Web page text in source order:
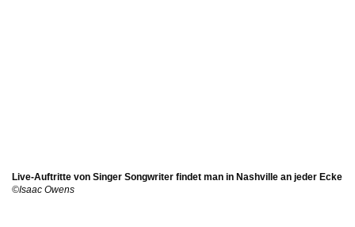
Live-Auftritte von Singer Songwriter findet man in Nashville an jeder Ecke
©Isaac Owens